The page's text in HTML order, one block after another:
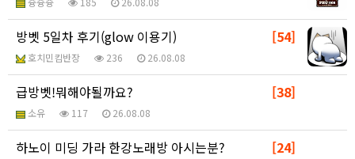
[54]
방벳 5일차 후기(glow 이용기)
호치민킴반장 236 26.08.08
[38]
급방벳!뭐해야될까요?
소유 117 26.08.08
[24]
하노이 미딩 가라 한강노래방 아시는분?